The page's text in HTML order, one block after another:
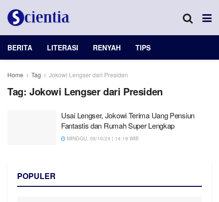
BERITA LITERASI RENYAH TIPS
Home Tag Jokowi Lengser dari Presiden
Tag: Jokowi Lengser dari Presiden
Usai Lengser, Jokowi Terima Uang Pensiun
Fantastis dan Rumah Super Lengkap
MINGGU, 06/10/24 | 14:19 WIB
POPULER